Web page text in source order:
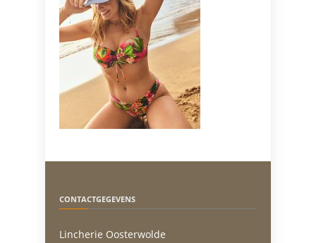
CONTACTGEGEVENS
Lincherie Oosterwolde